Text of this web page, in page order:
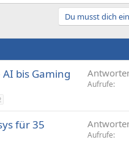
Du musst dich
bis Gaming
Aufrufe
für 35
Aufrufe